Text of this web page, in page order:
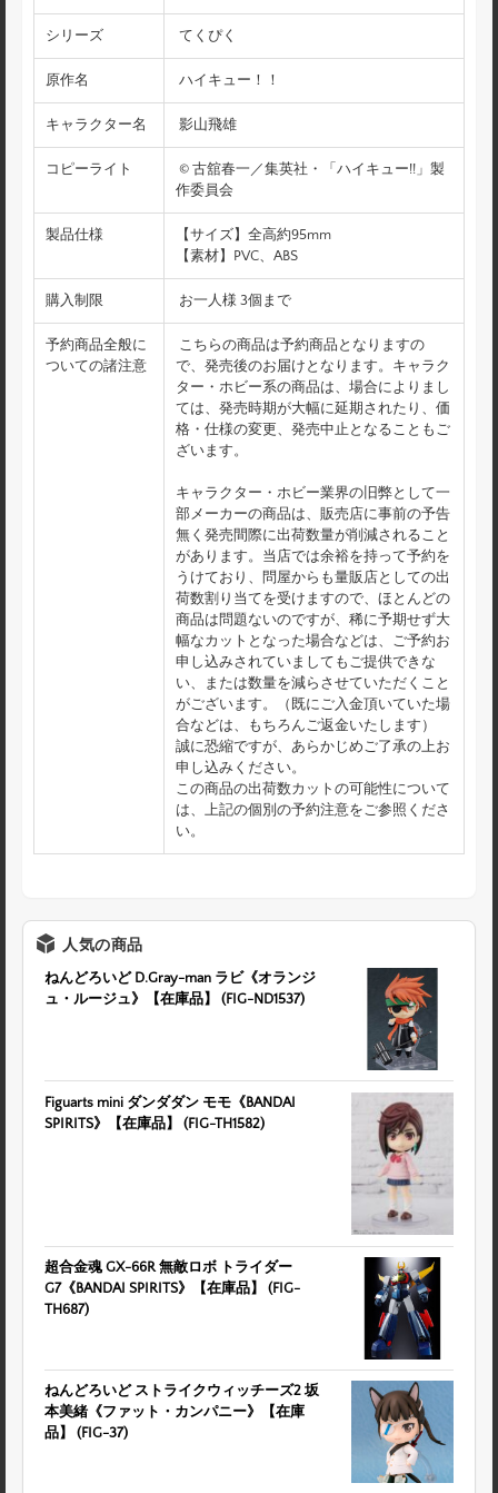
シリーズ てくぴく
原作名 ハイキュー！！
キャラクター名 影山飛雄
コピーライト
© 古舘春一／集英社・「ハイキュー!!」製
作委員会
製品仕様
【サイズ】全高約95mm
【素材】PVC、ABS
購入制限 お一人様 3個まで
予約商品全般に
ついての諸注意
こちらの商品は予約商品となりますの
で、発売後のお届けとなります。キャラク
ター・ホビー系の商品は、場合によりまし
ては、発売時期が大幅に延期されたり、価
格・仕様の変更、発売中止となることもご
ざいます。
キャラクター・ホビー業界の旧弊として一
部メーカーの商品は、販売店に事前の予告
無く発売間際に出荷数量が削減されること
があります。当店では余裕を持って予約を
うけており、問屋からも量販店としての出
荷数割り当てを受けますので、ほとんどの
商品は問題ないのですが、稀に予期せず大
幅なカットとなった場合などは、ご予約お
申し込みされていましてもご提供できな
い、または数量を減らさせていただくこと
がございます。（既にご入金頂いていた場
合などは、もちろんご返金いたします）
誠に恐縮ですが、あらかじめご了承の上お
申し込みください。
この商品の出荷数カットの可能性について
は、上記の個別の予約注意をご参照くださ
い。
人気の商品
ねんどろいど D.Gray-man ラビ《オランジ
ュ・ルージュ》【在庫品】 (FIG-ND1537)
Figuarts mini ダンダダン モモ《BANDAI
SPIRITS》【在庫品】 (FIG-TH1582)
超合金魂 GX-66R 無敵ロボ トライダー
G7《BANDAI SPIRITS》【在庫品】 (FIG-
TH687)
ねんどろいど ストライクウィッチーズ2 坂
本美緒《ファット・カンパニー》【在庫
品】 (FIG-37)